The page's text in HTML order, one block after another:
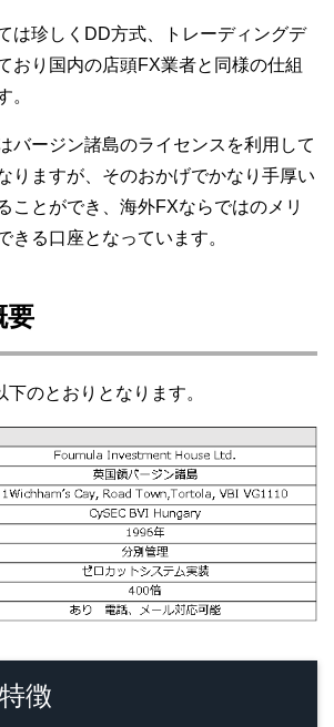
は珍しくDD方式、トレーディングデ
おり国内の店頭FX業者と同様の仕組
。
バージン諸島のライセンスを利用して
りますが、そのおかげでかなり手厚い
ことができ、海外FXならではのメリ
きる口座となっています。
要
のとおりとなります。
徴